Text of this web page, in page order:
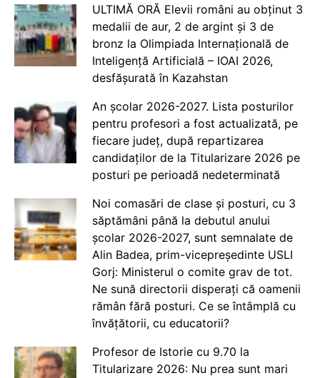
ULTIMĂ ORĂ Elevii români au obținut 3
medalii de aur, 2 de argint și 3 de
bronz la Olimpiada Internațională de
Inteligență Artificială – IOAI 2026,
desfășurată în Kazahstan
An școlar 2026-2027. Lista posturilor
pentru profesori a fost actualizată, pe
fiecare județ, după repartizarea
candidaților de la Titularizare 2026 pe
posturi pe perioadă nedeterminată
Noi comasări de clase și posturi, cu 3
săptămâni până la debutul anului
școlar 2026-2027, sunt semnalate de
Alin Badea, prim-vicepreședinte USLI
Gorj: Ministerul o comite grav de tot.
Ne sună directorii disperați că oamenii
rămân fără posturi. Ce se întâmplă cu
învățătorii, cu educatorii?
Profesor de Istorie cu 9.70 la
Titularizare 2026: Nu prea sunt mari